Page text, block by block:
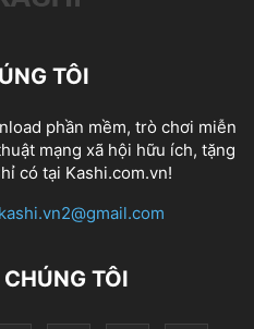
TÔI
phần mềm, trò chơi miễn
mạng xã hội hữu ích, tặng
có tại Kashi.com.vn!
kashi.vn2@gmail.com
TÔI